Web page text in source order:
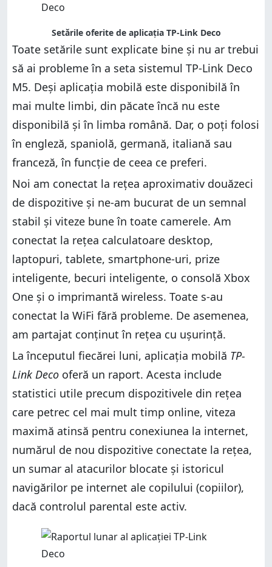
Setările oferite de aplicația TP-Link Deco
Toate setările sunt explicate bine și nu ar trebui
să ai probleme în a seta sistemul TP-Link Deco
M5. Deși aplicația mobilă este disponibilă în
mai multe limbi, din păcate încă nu este
disponibilă și în limba română. Dar, o poți folosi
în engleză, spaniolă, germană, italiană sau
franceză, în funcție de ceea ce preferi.
Noi am conectat la rețea aproximativ douăzeci
de dispozitive și ne-am bucurat de un semnal
stabil și viteze bune în toate camerele. Am
conectat la rețea calculatoare desktop,
laptopuri, tablete, smartphone-uri, prize
inteligente, becuri inteligente, o consolă Xbox
One și o imprimantă wireless. Toate s-au
conectat la WiFi fără probleme. De asemenea,
am partajat conținut în rețea cu ușurință.
La începutul fiecărei luni, aplicația mobilă TP-
Link Deco oferă un raport. Acesta include
statistici utile precum dispozitivele din rețea
care petrec cel mai mult timp online, viteza
maximă atinsă pentru conexiunea la internet,
numărul de nou dispozitive conectate la rețea,
un sumar al atacurilor blocate și istoricul
navigărilor pe internet ale copilului (copiilor),
dacă controlul parental este activ.